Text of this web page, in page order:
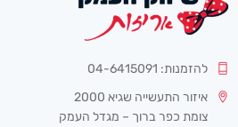
להזמנות: 04-6415091
איזור התעשייה שגיא 2000
צומת כפר ברוך – מגדל העמק